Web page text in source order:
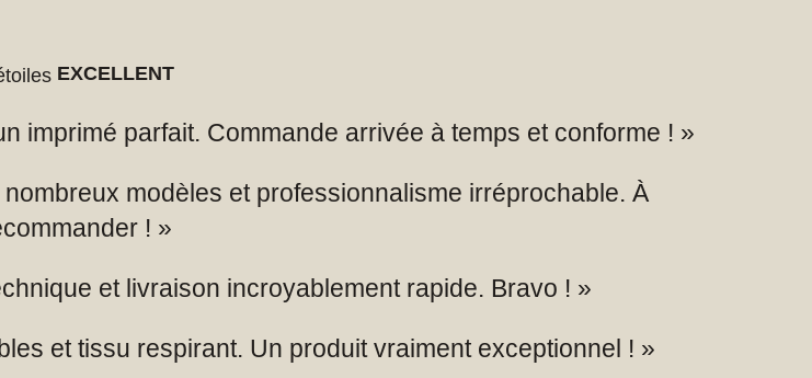
EXCELLENT
imprimé parfait. Commande arrivée à temps et conforme ! »
modèles et professionnalisme irréprochable. À
! »
et livraison incroyablement rapide. Bravo ! »
et tissu respirant. Un produit vraiment exceptionnel ! »